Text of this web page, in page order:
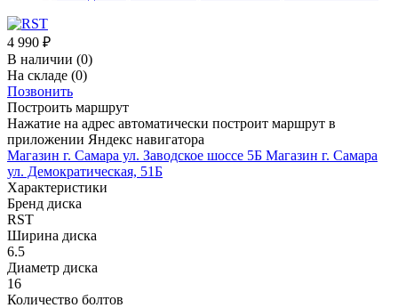
4 990 ₽
В наличии (0)
На складе (0)
Позвонить
Построить маршрут
Нажатие на адрес автоматически построит маршрут в
приложении Яндекс навигатора
Магазин г. Самара ул. Заводское шоссе 5Б Магазин г. Самара
ул. Демократическая, 51Б
Характеристики
Бренд диска
RST
Ширина диска
6.5
Диаметр диска
16
Количество болтов